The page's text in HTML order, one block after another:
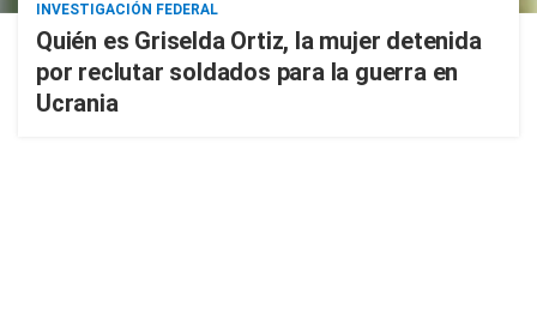
INVESTIGACIÓN FEDERAL
Quién es Griselda Ortiz, la mujer detenida
por reclutar soldados para la guerra en
Ucrania